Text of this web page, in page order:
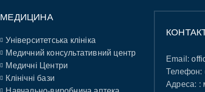
МЕДИЦИНА
Університетська клініка
Медичний консультативний центр
Медичні Центри
Клінічні бази
Email:
Телефон:
Адреса: :